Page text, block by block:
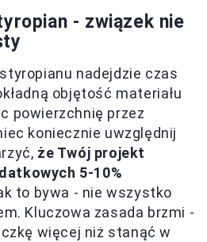
- związek nie
nadejdzie czas
objętość materiału
powierzchnię przez
koniecznie uwzględnij
że Twój projekt
5-10%
to bywa - nie wszystko
Kluczowa zasada brzmi -
więcej niż stanąć w